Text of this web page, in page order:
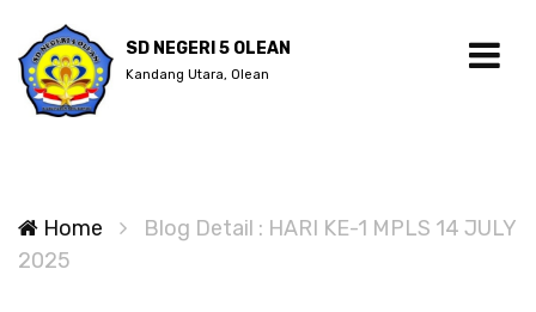
SD NEGERI 5 OLEAN
Kandang Utara, Olean
Home
Blog Detail : HARI KE-1 MPLS 14 JULY
2025